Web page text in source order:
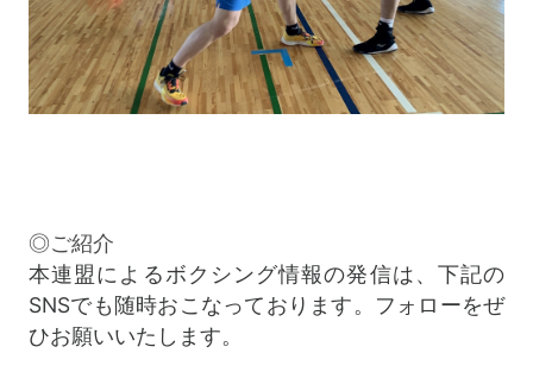
◎ご紹介
本連盟によるボクシング情報の発信は、下記の
SNSでも随時おこなっております。フォローをぜ
ひお願いいたします。